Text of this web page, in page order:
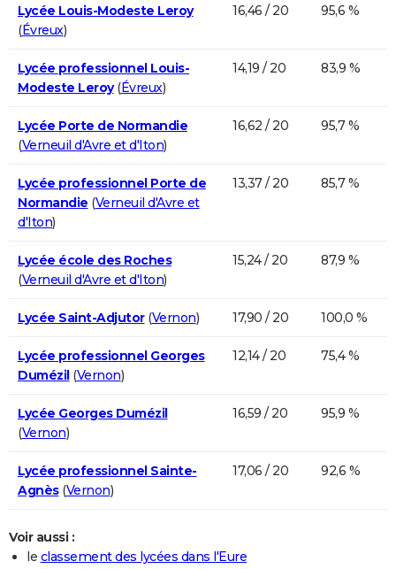
Lycée Louis-Modeste Leroy
(Évreux)
16,46 / 20 95,6 %
Lycée professionnel Louis-
Modeste Leroy(Évreux)
14,19 / 20 83,9 %
Lycée Porte de Normandie
(Verneuil d'Avre et d'Iton)
16,62 / 20 95,7 %
Lycée professionnel Porte de
Normandie (Verneuil d'Avre et
d'Iton)
13,37 / 20 85,7 %
Lycée école des Roches
(Verneuil d'Avre et d'Iton)
15,24 / 20 87,9 %
Lycée Saint-Adjutor(Vernon) 17,90 / 20 100,0 %
Lycée professionnel Georges
Dumézil(Vernon)
12,14 / 20 75,4 %
Lycée Georges Dumézil
(Vernon)
16,59 / 20 95,9 %
Lycée professionnel Sainte-
Agnès(Vernon)
17,06 / 20 92,6 %
Voir aussi :
le classement des lycées dans l'Eure